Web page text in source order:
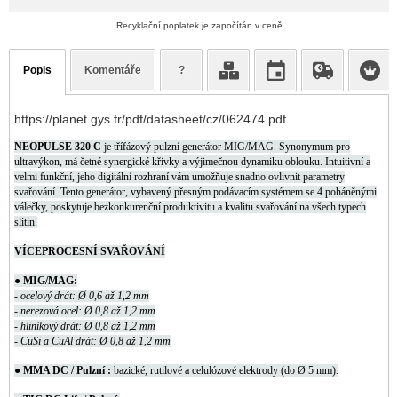
Recyklační poplatek je započítán v ceně
Popis Komentáře ?
https://planet.gys.fr/pdf/datasheet/cz/062474.pdf
NEOPULSE 320 C je třífázový pulzní generátor MIG/MAG. Synonymum pro
ultravýkon, má četné synergické křivky a výjimečnou dynamiku oblouku. Intuitivní a
velmi funkční, jeho digitální rozhraní vám umožňuje snadno ovlivnit parametry
svařování. Tento generátor, vybavený přesným podávacím systémem se 4 poháněnými
válečky, poskytuje bezkonkurenční produktivitu a kvalitu svařování na všech typech
slitin.
VÍCEPROCESNÍ SVAŘOVÁNÍ
● MIG/MAG:
- ocelový drát: Ø 0,6 až 1,2 mm
- nerezová ocel: Ø 0,8 až 1,2 mm
- hliníkový drát: Ø 0,8 až 1,2 mm
- CuSi a CuAl drát: Ø 0,8 až 1,2 mm
● MMA DC / Pulzní : bazické, rutilové a celulózové elektrody (do Ø 5 mm).